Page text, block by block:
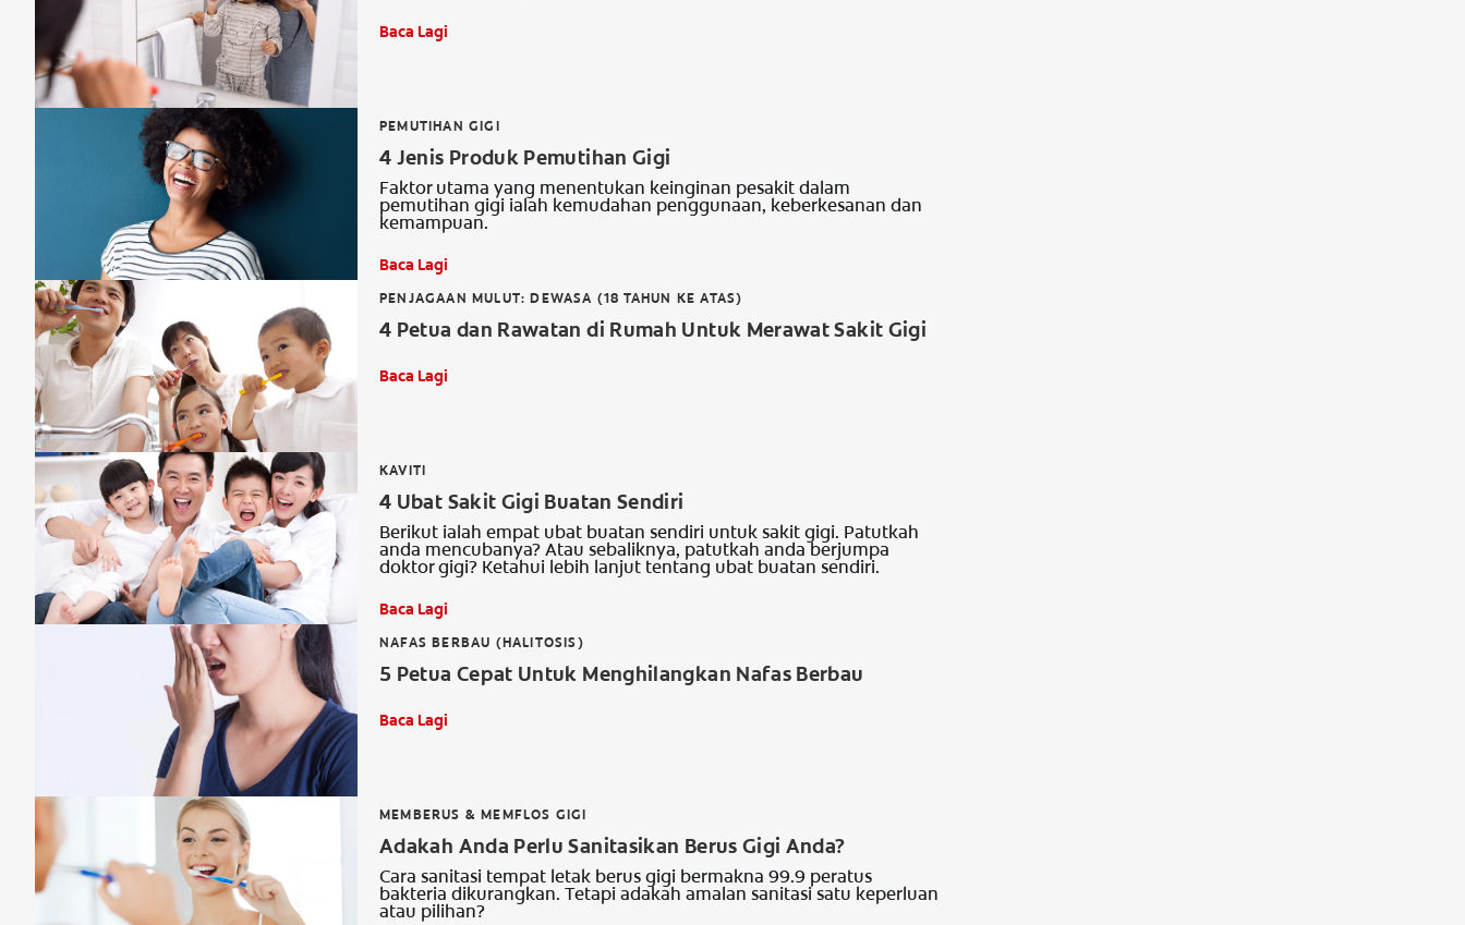
Baca Lagi
PEMUTIHAN GIGI
4 Jenis Produk Pemutihan Gigi
Faktor utama yang menentukan keinginan pesakit dalam
pemutihan gigi ialah kemudahan penggunaan, keberkesanan dan
kemampuan.
Baca Lagi
PENJAGAAN MULUT: DEWASA (18 TAHUN KE ATAS)
4 Petua dan Rawatan di Rumah Untuk Merawat Sakit Gigi
Baca Lagi
KAVITI
4 Ubat Sakit Gigi Buatan Sendiri
Berikut ialah empat ubat buatan sendiri untuk sakit gigi. Patutkah
anda mencubanya? Atau sebaliknya, patutkah anda berjumpa
doktor gigi? Ketahui lebih lanjut tentang ubat buatan sendiri.
Baca Lagi
NAFAS BERBAU (HALITOSIS)
5 Petua Cepat Untuk Menghilangkan Nafas Berbau
Baca Lagi
MEMBERUS & MEMFLOS GIGI
Adakah Anda Perlu Sanitasikan Berus Gigi Anda?
Cara sanitasi tempat letak berus gigi bermakna 99.9 peratus
bakteria dikurangkan. Tetapi adakah amalan sanitasi satu keperluan
atau pilihan?